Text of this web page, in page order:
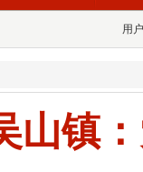
用
山镇